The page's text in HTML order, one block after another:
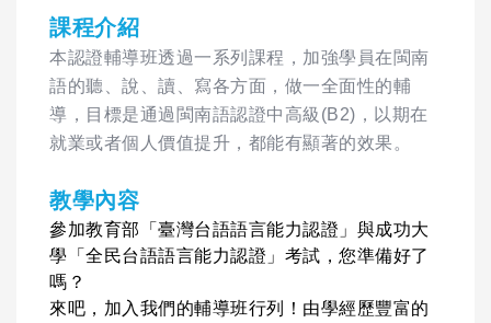
課程介紹
本認證輔導班透過一系列課程，加強學員在閩南
語的聽、說、讀、寫各方面，做一全面性的輔
導，目標是通過閩南語認證中高級(B2)，以期在
就業或者個人價值提升，都能有顯著的效果。
教學內容
參加教育部「臺灣台語語言能力認證」與成功大
學「全民台語語言能力認證」考試，您準備好了
嗎？
來吧，加入我們的輔導班行列！ 由學經歷豐富的